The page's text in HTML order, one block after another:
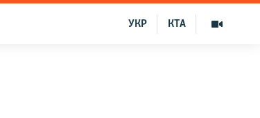
КТА
УКР